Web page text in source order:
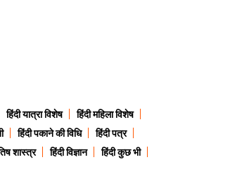
हिंदी यात्रा विशेष
हिंदी महिला विशेष
हिंदी पकाने की विधि
हिंदी पत्र
शास्त्र हिंदी विज्ञान
हिंदी कुछ भी